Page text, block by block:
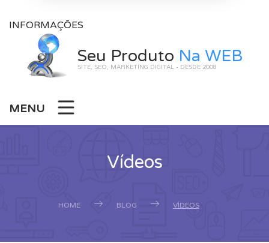
INFORMAÇÕES
Seu Produto Na WEB
SITE, SEO, MARKETING DIGITAL - DESDE 2008
MENU
Vídeos
HOME BLOG VÍDEOS